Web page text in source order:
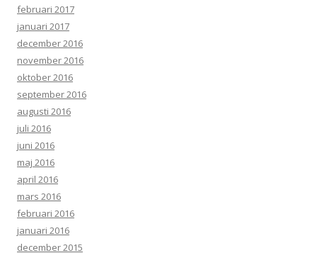
februari 2017
januari 2017
december 2016
november 2016
oktober 2016
september 2016
augusti 2016
juli 2016
juni 2016
maj 2016
april 2016
mars 2016
februari 2016
januari 2016
december 2015